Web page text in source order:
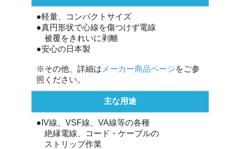
●軽量、コンパクトサイズ
●真円形状で心線を傷つけず電線
被覆をきれいに剥離
●安心の日本製
※その他、詳細は メーカー商品ページをご参
照ください。
主な用途
●IV線、VSF線、VA線等の各種
絶縁電線、コード・ケーブルの
ストリップ作業